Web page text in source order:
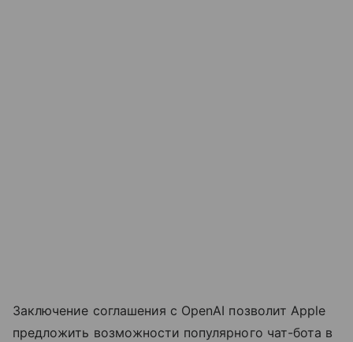
Заключение соглашения с OpenAI позволит Apple
предложить возможности популярного чат-бота в